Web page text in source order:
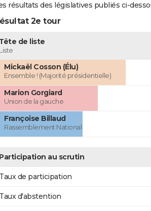
résultats des législatives publiés ci-
2e tour
Tête de liste
Liste
Mickaël Cosson (Élu)
Ensemble ! (Majorité présidentielle)
Marion Gorgiard
Union de la gauche
Françoise Billaud
Rassemblement National
Participation au scrutin
Taux de participation
Taux d'abstention